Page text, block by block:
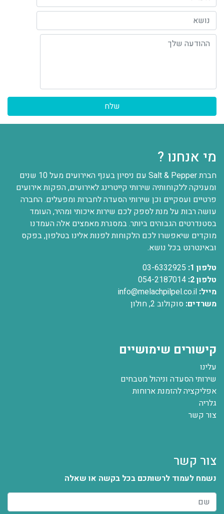
נושא
ההודעה שלך
מי אנחנו ?
חברת Salt & Pepper עם ניסיון בענף האירועים מעל 10 שנים
ומעניקה ללקוחותיה שירותי קייטרינג לאירועים, הפקות אירועים
פרטיים ועסקיים וכן שירותי הסעדה לחברות ומפעלים. החברה
עושה רבות על מנת לספק לכם שירות איכותי ומהיר, העומד
בסטנדרטים הגבוהים ביותר. במסגרת מאמצים אלה העמדנו
מוקדים שיאפשרו לכם הלקוחות לפנות אלינו בטלפון, בפקס
ובאינטרנט בכל נושא.
טלפון 1:
03-6332925
טלפון 2:
054-2187014
מייל: info@melachpilpel.co.il
משרדים: סוקולוב 2, חולון
קישורים שימושיים
עלינו
שירותי הסעדה וניהול מטבחים
אפליקציה להזמנת ארוחות
גלריה
צור קשר
צור קשר
נשמח לעמוד לרשותכם בכל בקשה או שאלה